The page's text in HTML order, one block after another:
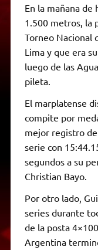
En la mañana de
1.500 metros, la
Torneo Nacional
Lima y que era
luego de las
pileta.
El marplatense
compite por
mejor registro
serie con
segundos a su
Christian Bayo.
Por otro lado,
series durante
de la posta
Argentina